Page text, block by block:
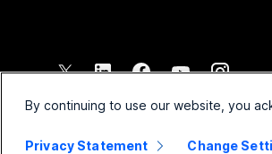
2026 Cisco e/ou suas afiliadas. Todos
By continuing to use our website, you
Privacy Statement Change